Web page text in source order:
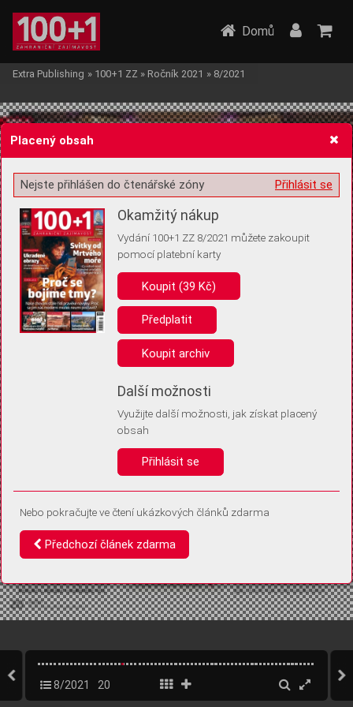
Žádost o souhlas s ukládáním volitelných informací
Pro základní fungování webu nepotřebujeme ukládat žádné informace
(tzv. cookies apod.). Rádi bychom vás ale požádali o souhlas s
uložením volitelných informací:
Anonymní unikátní ID
Díky němu příště poznáme, že se jedná o stejné zařízení, a
Identifikátor je zcela anonymní.
Vaše souhlasy a odmítnutí si ukládáme do vašeho zařízení, abychom se
vás už příště znovu neptali. Můžete je kdykoli později upravit ve Správě
Domů
Extra Publishing » 100+1 ZZ » Ročník 2021 » 8/2021
8/2021 20
Placený obsah
Přihlásit se
Nejste přihlášen do čtenářské zóny
Okamžitý nákup
Vydání 100+1 ZZ 8/2021 můžete zakoupit
pomocí platební karty
Koupit (39 Kč)
Předplatit
Koupit archiv
Další možnosti
Využijte další možnosti, jak získat placený
obsah
Přihlásit se
Nebo pokračujte ve čtení ukázkových článků zdarma
Předchozí článek zdarma